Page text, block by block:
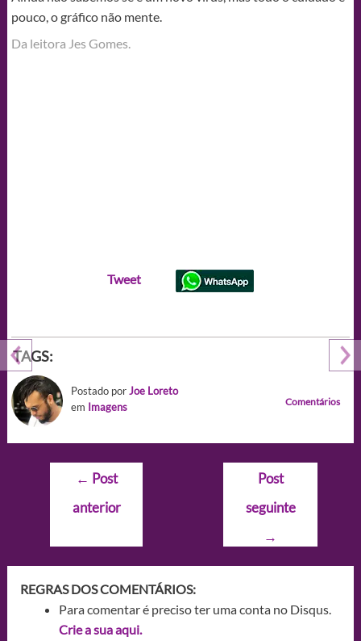
pouco, o gráfico não mente.
Da leitora Jes Gomes‎.
Tweet
TAGS:
Postado porJoe Loreto
em Imagens Comentários
Navegação
Post
← Post
anterior
Post
seguinte
→
REGRAS DOS COMENTÁRIOS:
Para comentar é preciso ter uma conta no Disqus.
Crie a sua aqui.